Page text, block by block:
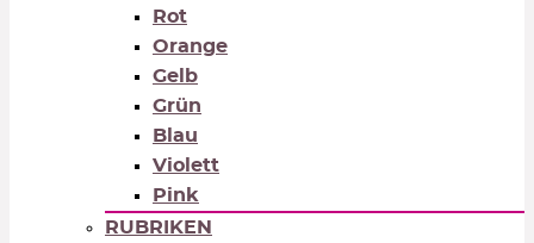
Rot
Orange
Gelb
Grün
Blau
Violett
Pink
RUBRIKEN